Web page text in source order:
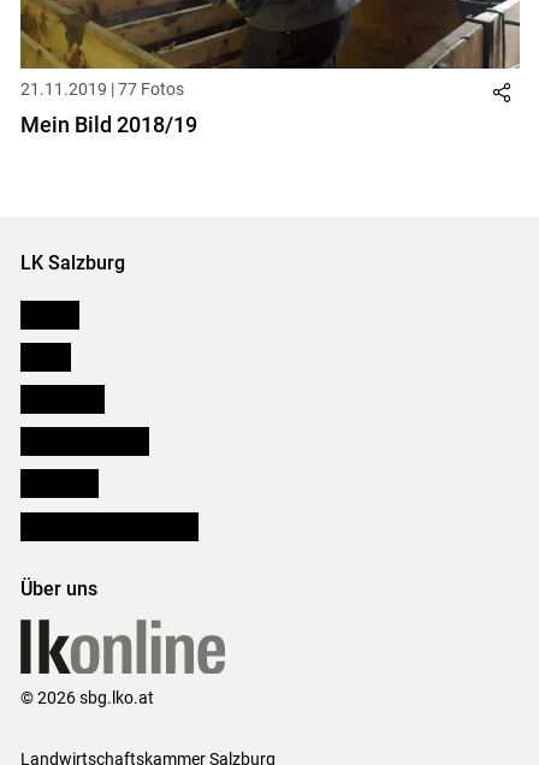
21.11.2019 | 77 Fotos
Mein Bild 2018/19
LK Salzburg
Über uns
© 2026 sbg.lko.at
Landwirtschaftskammer Salzburg